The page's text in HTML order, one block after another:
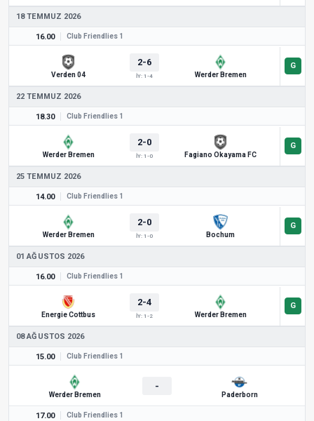
18 TEMMUZ 2026
16.00 Club Friendlies 1
Verden 04
2-6
İY: 1-4 Werder Bremen
22 TEMMUZ 2026
18.30 Club Friendlies 1
Werder Bremen
2-0
İY: 1-0 Fagiano Okayama FC
25 TEMMUZ 2026
14.00 Club Friendlies 1
Werder Bremen
2-0
İY: 1-0 Bochum
01 AĞUSTOS 2026
16.00 Club Friendlies 1
Energie Cottbus
2-4
İY: 1-2 Werder Bremen
08 AĞUSTOS 2026
15.00 Club Friendlies 1
Werder Bremen
-
Paderborn
17.00 Club Friendlies 1